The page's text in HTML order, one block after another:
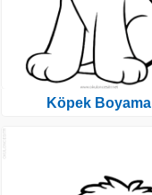
Köpek Boyama